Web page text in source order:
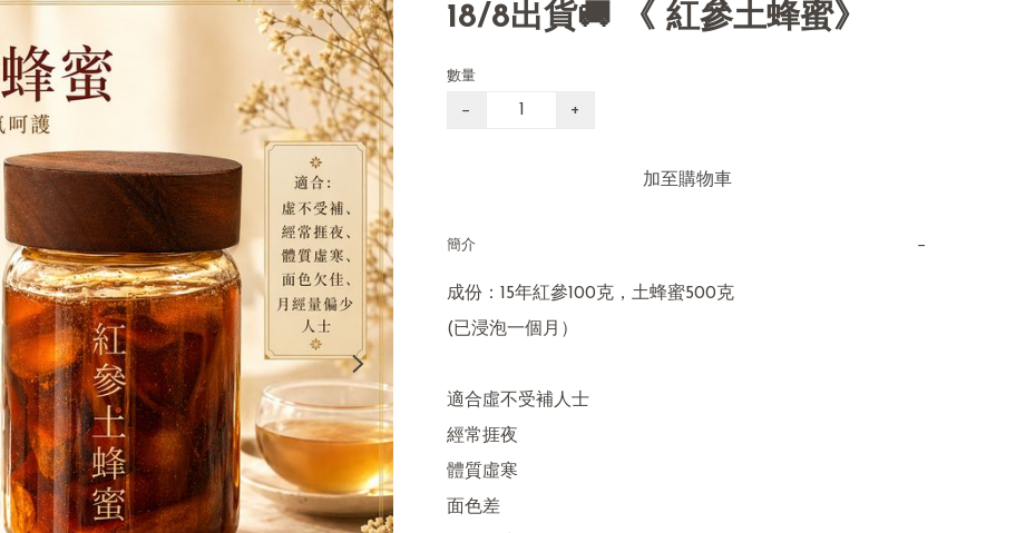
18/8出貨🚚 《 紅參土蜂蜜》
數量
− +
加至購物車
簡介 −
成份：15年紅參100克，土蜂蜜500克
(已浸泡一個月）
適合虛不受補人士
經常捱夜
體質虛寒
面色差